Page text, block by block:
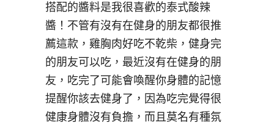
搭配的醬料是我很喜歡的泰式酸辣
醬！不管有沒有在健身的朋友都很推
薦這款，雞胸肉好吃不乾柴，健身完
的朋友可以吃，最近沒有在健身的朋
友，吃完了可能會喚醒你身體的記憶
提醒你該去健身了，因為吃完覺得很
健康身體沒有負擔，而且莫名有種氛